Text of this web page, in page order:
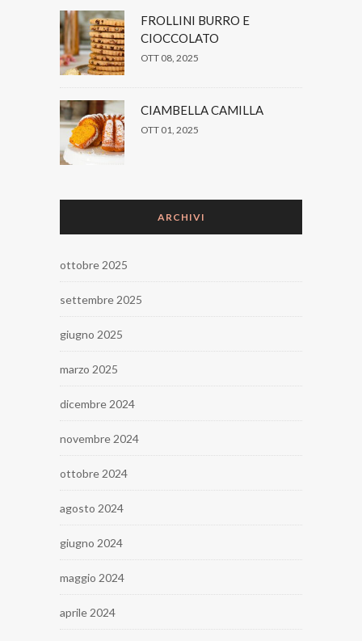
FROLLINI BURRO E
CIOCCOLATO
OTT 08, 2025
CIAMBELLA CAMILLA
OTT 01, 2025
ARCHIVI
ottobre 2025
settembre 2025
giugno 2025
marzo 2025
dicembre 2024
novembre 2024
ottobre 2024
agosto 2024
giugno 2024
maggio 2024
aprile 2024